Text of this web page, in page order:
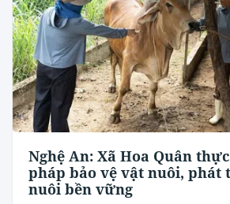
Nghệ An: Xã Hoa Quân
pháp bảo vệ vật nuôi, phát
nuôi bền vững